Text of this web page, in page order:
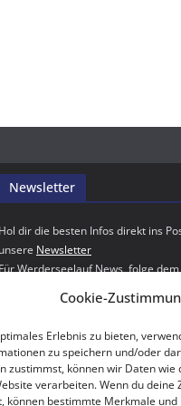
Cookie-
Erlebnis zu bieten,
zu speichern und/oder
zustimmst, können wir Daten
verarbeiten. Wenn du
können bestimmte Merkmale
Newsletter
Hol dir die besten Infos direkt ins
unsere Newsletter
Werderseelauf News, folge dem
WhatsApp Kanal!
Impressum|